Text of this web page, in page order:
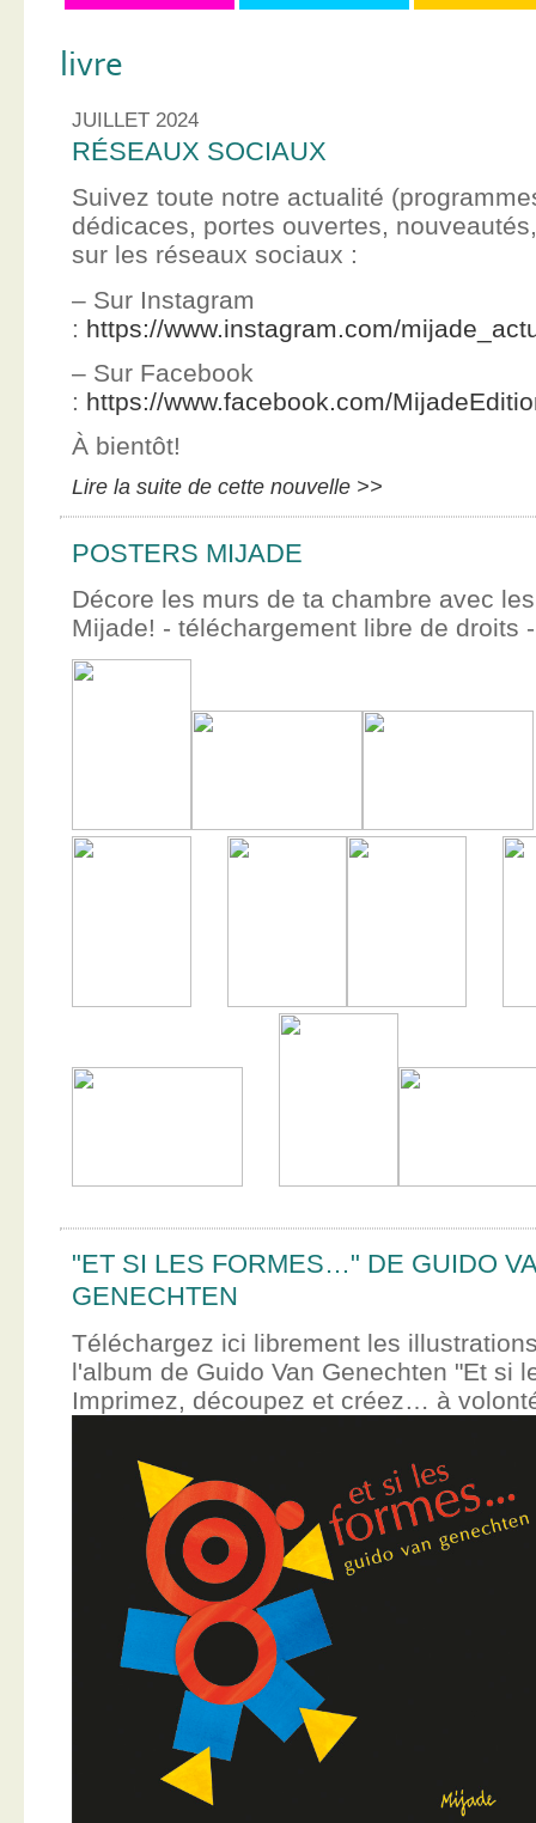
livre
JUILLET 2024
RÉSEAUX SOCIAUX
Suivez toute notre actualité
dédicaces, portes ouvertes,
sur les réseaux sociaux :
– Sur Instagram
: https://www.instagram.com/
– Sur Facebook
: https://www.facebook.com/
À bientôt!
Lire la suite de cette nouvelle >>
POSTERS MIJADE
Décore les murs de ta chambre avec
Mijade! - téléchargement libre de droits -
"ET SI LES FORMES…" DE GUIDO
GENECHTEN
Téléchargez ici librement les
l'album de Guido Van Genechten "Et si
Imprimez, découpez et créez… à